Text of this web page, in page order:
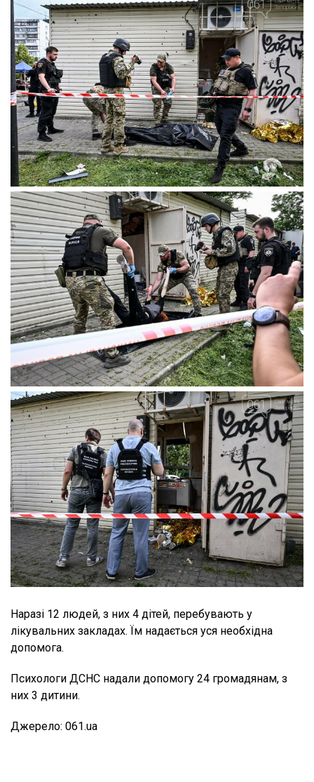
Наразі 12 людей, з них 4 дітей, перебувають у
лікувальних закладах. Їм надається уся необхідна
допомога.
Психологи ДСНС надали допомогу 24 громадянам, з
них 3 дитини.
Джерело: 061.ua